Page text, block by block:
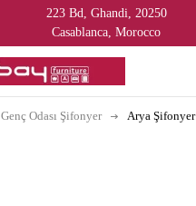
223 Bd, Ghandi, 20250
Casablanca, Morocco
Genç Odası Şifonyer Arya Şifonyer